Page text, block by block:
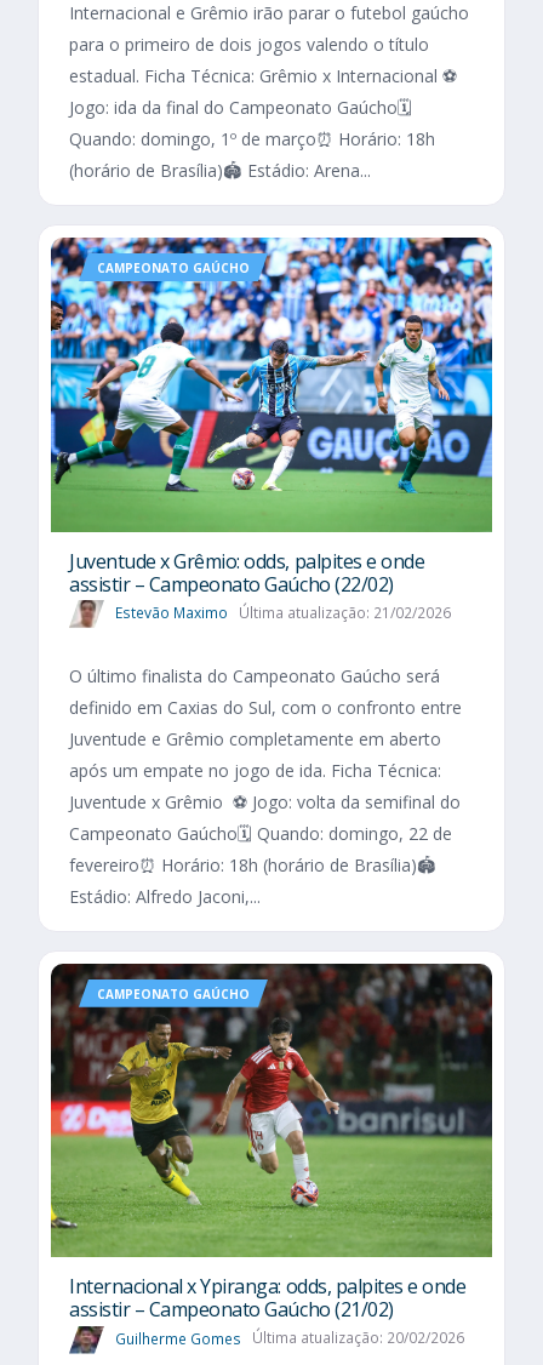
Internacional e Grêmio irão parar o futebol gaúcho
para o primeiro de dois jogos valendo o título
estadual. Ficha Técnica: Grêmio x Internacional ⚽
Jogo: ida da final do Campeonato Gaúcho🗓️
Quando: domingo, 1º de março⏰ Horário: 18h
(horário de Brasília)🏟️ Estádio: Arena...
CAMPEONATO GAÚCHO
Juventude x Grêmio: odds, palpites e onde
assistir – Campeonato Gaúcho (22/02)
Estevão Maximo Última atualização: 21/02/2026
O último finalista do Campeonato Gaúcho será
definido em Caxias do Sul, com o confronto entre
Juventude e Grêmio completamente em aberto
após um empate no jogo de ida. Ficha Técnica:
Juventude x Grêmio ⚽ Jogo: volta da semifinal do
Campeonato Gaúcho🗓️ Quando: domingo, 22 de
fevereiro⏰ Horário: 18h (horário de Brasília)🏟️
Estádio: Alfredo Jaconi,...
CAMPEONATO GAÚCHO
Internacional x Ypiranga: odds, palpites e onde
assistir – Campeonato Gaúcho (21/02)
Guilherme Gomes Última atualização: 20/02/2026